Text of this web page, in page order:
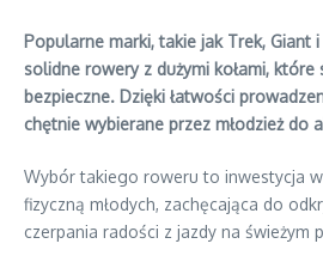
Popularne marki, takie jak Trek, Giant
solidne rowery z dużymi kołami, które
bezpieczne. Dzięki łatwości
chętnie wybierane przez młodzież do
Wybór takiego roweru to inwestycja
fizyczną młodych, zachęcająca do
czerpania radości z jazdy na świeżym